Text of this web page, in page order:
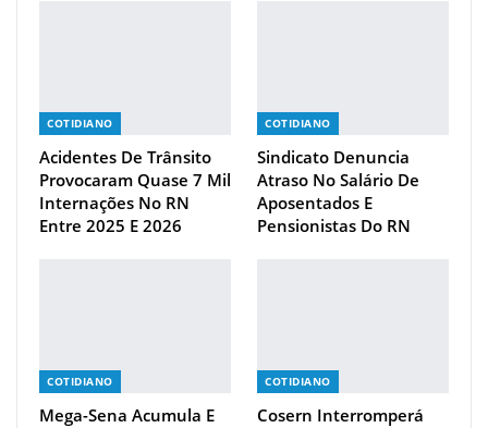
COTIDIANO
Acidentes De Trânsito
Provocaram Quase 7 Mil
Internações No RN
Entre 2025 E 2026
COTIDIANO
Sindicato Denuncia
Atraso No Salário De
Aposentados E
Pensionistas Do RN
COTIDIANO
Mega-Sena Acumula E
COTIDIANO
Cosern Interromperá